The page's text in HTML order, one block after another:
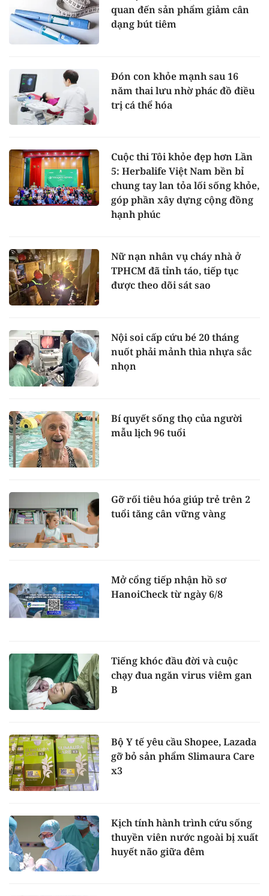
quan đến sản phẩm giảm cân
dạng bút tiêm
Đón con khỏe mạnh sau 16
năm thai lưu nhờ phác đồ điều
trị cá thể hóa
Cuộc thi Tôi khỏe đẹp hơn Lần
5: Herbalife Việt Nam bền bỉ
chung tay lan tỏa lối sống khỏe,
góp phần xây dựng cộng đồng
hạnh phúc
Nữ nạn nhân vụ cháy nhà ở
TPHCM đã tỉnh táo, tiếp tục
được theo dõi sát sao
Nội soi cấp cứu bé 20 tháng
nuốt phải mảnh thìa nhựa sắc
nhọn
Bí quyết sống thọ của người
mẫu lịch 96 tuổi
Gỡ rối tiêu hóa giúp trẻ trên 2
tuổi tăng cân vững vàng
Mở cổng tiếp nhận hồ sơ
HanoiCheck từ ngày 6/8
Tiếng khóc đầu đời và cuộc
chạy đua ngăn virus viêm gan
B
Bộ Y tế yêu cầu Shopee, Lazada
gỡ bỏ sản phẩm Slimaura Care
x3
Kịch tính hành trình cứu sống
thuyền viên nước ngoài bị xuất
huyết não giữa đêm